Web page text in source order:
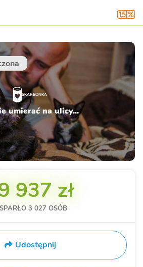
SKARBONKA
umierać na ulicy...
937 zł
3 027 OSÓB
Udostępnij